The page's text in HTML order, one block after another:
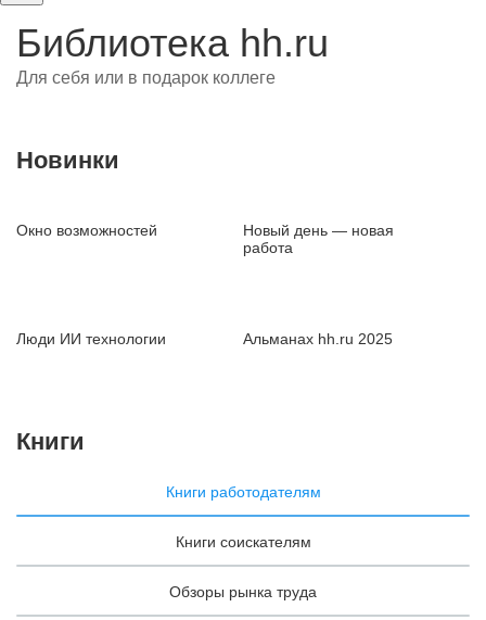
Библиотека hh.ru
Для себя или в подарок коллеге
Новинки
Окно возможностей
Новый день — новая
работа
Люди ИИ технологии Альманах hh.ru 2025
Книги
Книги работодателям
Книги соискателям
Обзоры рынка труда